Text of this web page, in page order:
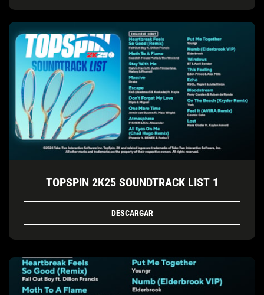
TOPSPIN 2K25 SOUNDTRACK LIST 1
DESCARGAR